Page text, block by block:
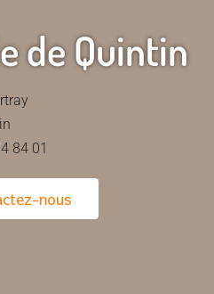
de Quintin
84 01
nous